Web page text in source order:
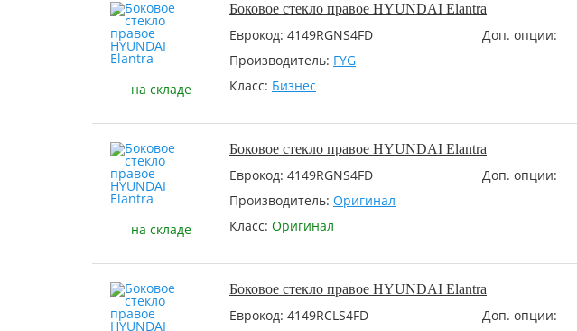
на складе
Боковое стекло правое HYUNDAI Elantra
Еврокод: 4149RGNS4FD
Производитель: FYG
Класс: Бизнес
Доп. опции:
на складе
Боковое стекло правое HYUNDAI Elantra
Еврокод: 4149RGNS4FD
Производитель: Оригинал
Класс: Оригинал
Доп. опции:
Боковое стекло правое HYUNDAI Elantra
Еврокод: 4149RCLS4FD
Доп. опции: